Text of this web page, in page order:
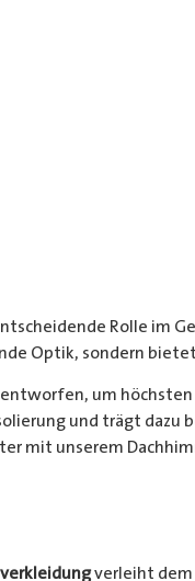
Rolle im
Optik, sondern
um höchsten
und trägt dazu
mit unserem
verleiht dem